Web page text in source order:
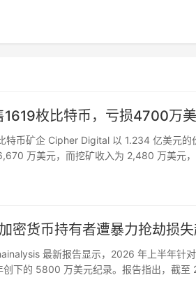
枚比特币，亏损4700万
币矿企 Cipher Digital 以 1.234 亿美元的
万美元，而挖矿收入为 2,480 万美元
密货币持有者遭暴力抢劫损
最新报告显示，2026 年上半年针
下的 5800 万美元纪录。报告指出，截